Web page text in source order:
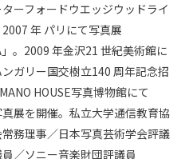
ーフォードウエッジウッドライ
年 パリにて写真展
」。2009 年金沢21 世紀美術館に
ガリー国交樹立140 周年記念招
HOUSE写真博物館にて
真展を開催。私立大学通信教育協
務理事／日本写真芸術学会評議
／ソニー音楽財団評議員